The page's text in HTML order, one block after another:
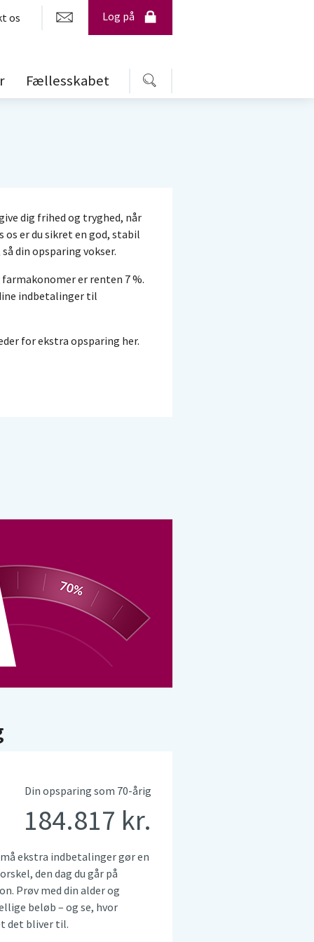
os Log på
Fællesskabet
dig frihed og tryghed, når
os er du sikret en god, stabil
din opsparing vokser.
farmakonomer er renten 7 %.
indbetalinger til
for ekstra opsparing her.
Din opsparing som 70-årig
184.817
ekstra indbetalinger gør en
den dag du går på
Prøv med din alder og
beløb – og se, hvor
det bliver til.